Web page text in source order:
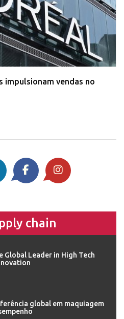
impulsionam vendas no
chain
Global Leader in High Tech
global em maquiagem